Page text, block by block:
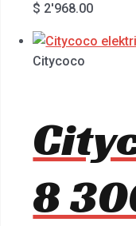
$ 2'968.00
Citycoco
8